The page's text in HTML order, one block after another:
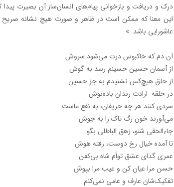
درک و دریافت و بازخوانی پیام‌های انسان‌ساز آن بصیرت
این معنا که ممکن است در ظاهر و صورت هیچ نشانه صریح
عاشورایی باشد. »
آن دم که خاکبوس درت می‌شود سروش
از آسمان حسین حسینم رسد به گوش
از حلق هیچ‌کس نشنیدم به جز حسین
در حلقه ارادت رندان باده‌نوش
سردی کنند هر چه حریفان، به نفع ماست
می‌آورند خون رگ تاک را به جوش
جاءالحقی شنو، زهق الباطلی بگو
تا آمده خیال رخ دوست، رفته هوش
عمری گدای عشق توأم شاه بی‌کفن
حسن مرا عیان کن و عیب مرا بپوش
تفکیک‌شان عارف و عامی نمی‌کنم